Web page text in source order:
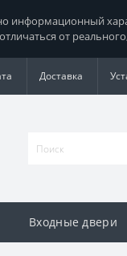
информационный
от
Доставка
Входные двери